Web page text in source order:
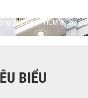
Nhà Bè TPHCM ở đâu giá
BIỂU